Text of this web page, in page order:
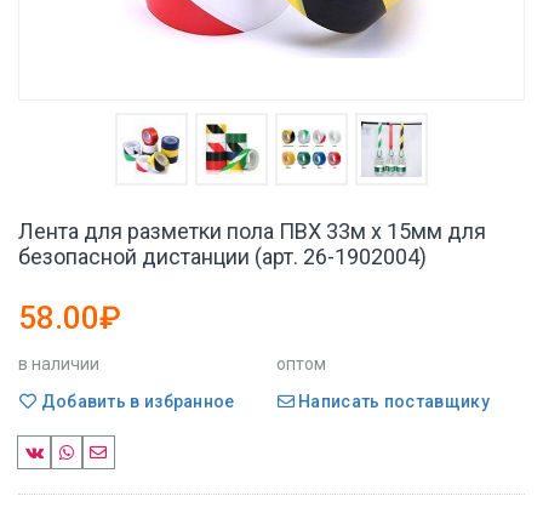
Лента для разметки пола ПВХ 33м x 15мм для
безопасной дистанции (арт. 26-1902004)
58.00₽
в наличии
оптом
Добавить в избранное
Написать поставщику